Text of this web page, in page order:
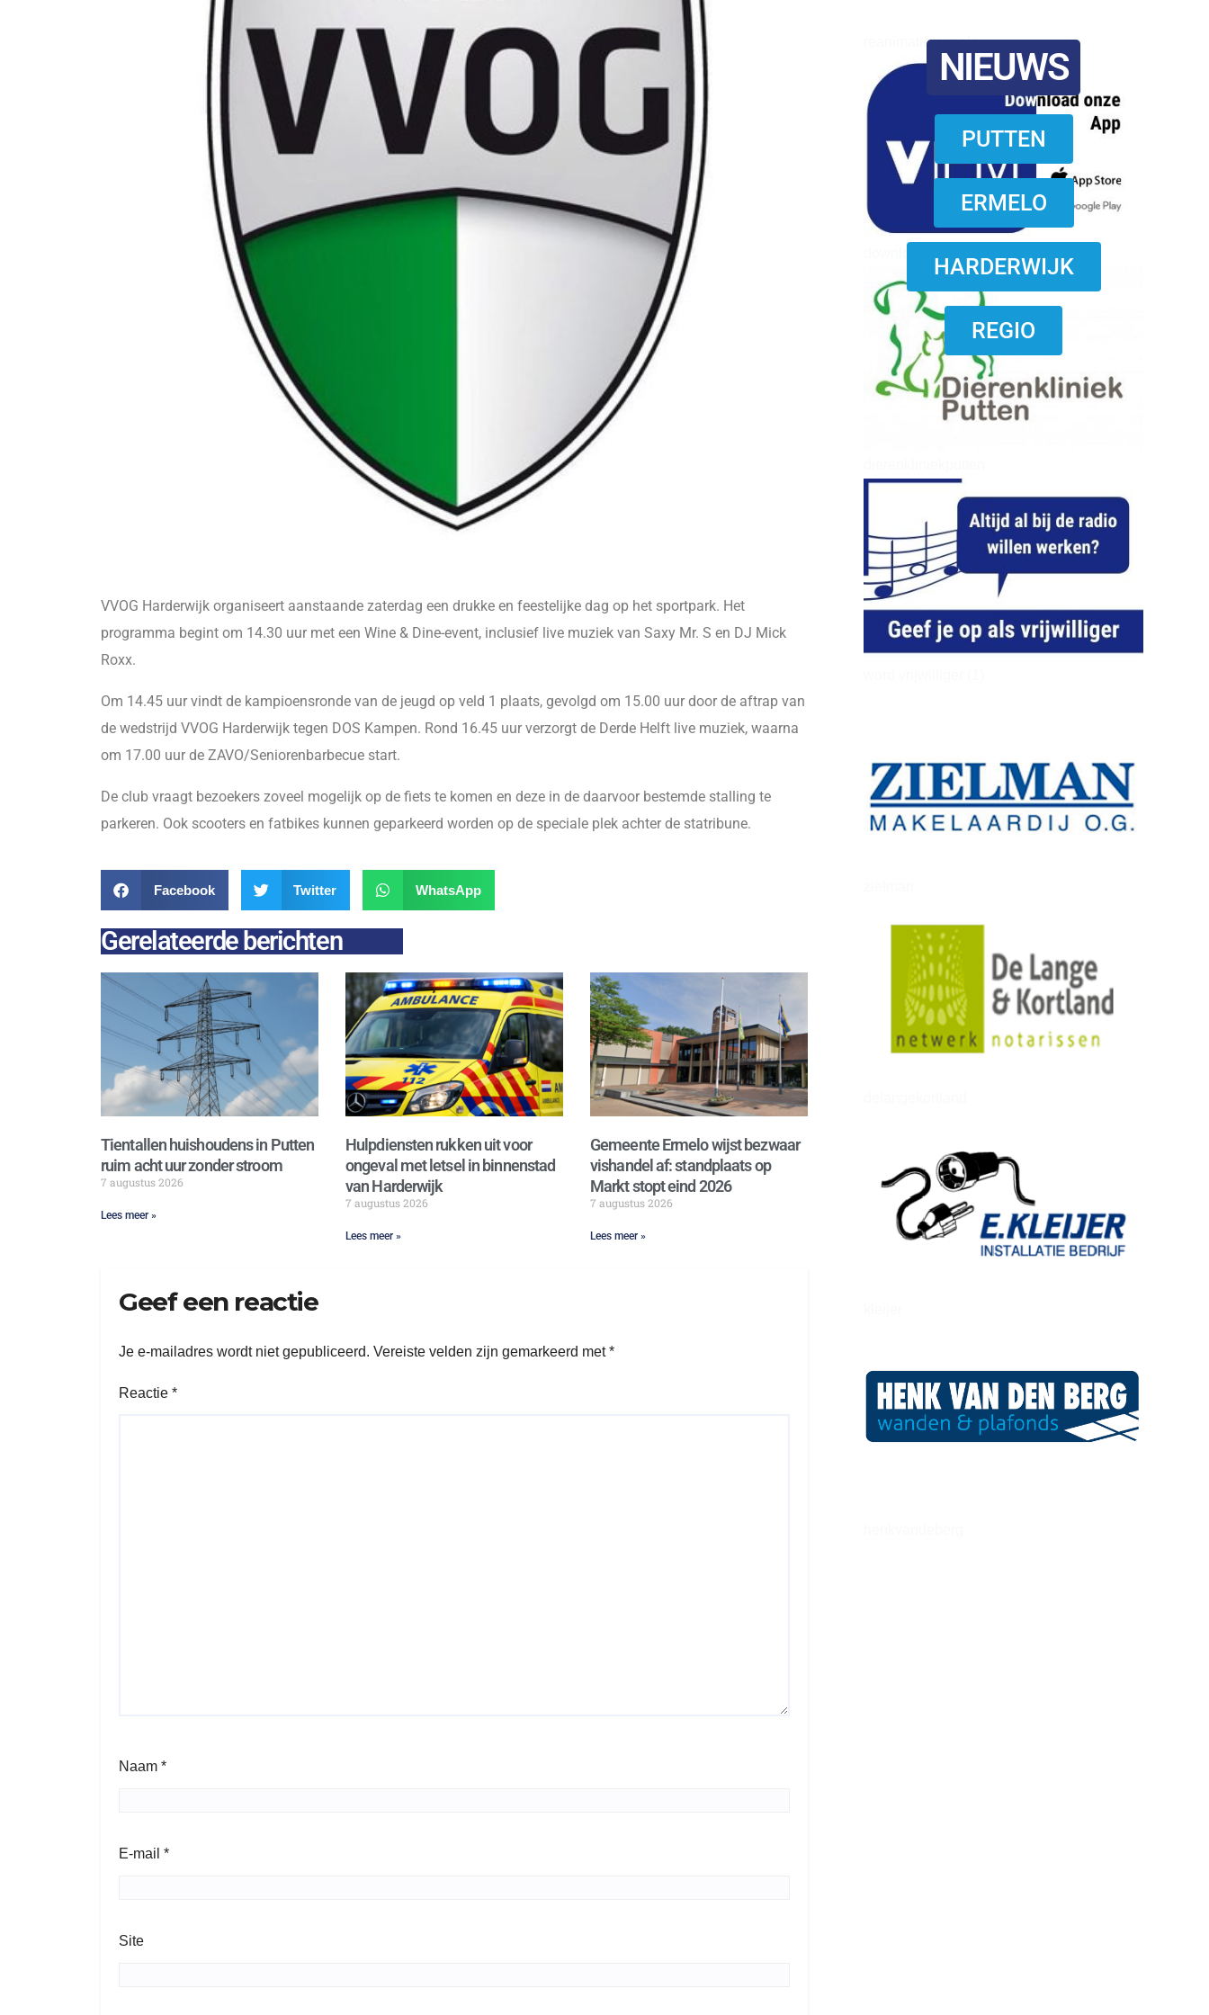
reanimatie ermelo
NIEUWS
PUTTEN
ERMELO
HARDERWIJK
REGIO
VVOG Harderwijk organiseert aanstaande zaterdag een drukke en feestelijke dag op het sportpark. Het
programma begint om 14.30 uur met een Wine & Dine-event, inclusief live muziek van Saxy Mr. S en DJ Mick
Roxx.
Om 14.45 uur vindt de kampioensronde van de jeugd op veld 1 plaats, gevolgd om 15.00 uur door de aftrap van
de wedstrijd VVOG Harderwijk tegen DOS Kampen. Rond 16.45 uur verzorgt de Derde Helft live muziek, waarna
om 17.00 uur de ZAVO/Seniorenbarbecue start.
De club vraagt bezoekers zoveel mogelijk op de fiets te komen en deze in de daarvoor bestemde stalling te
parkeren. Ook scooters en fatbikes kunnen geparkeerd worden op de speciale plek achter de statribune.
Facebook Twitter WhatsApp
Gerelateerde berichten
Tientallen huishoudens in Putten
ruim acht uur zonder stroom
7 augustus 2026
Lees meer »
Hulpdiensten rukken uit voor
ongeval met letsel in binnenstad
van Harderwijk
7 augustus 2026
Lees meer »
Gemeente Ermelo wijst bezwaar
vishandel af: standplaats op
Markt stopt eind 2026
7 augustus 2026
Lees meer »
Geef een reactie
Je e-mailadres wordt niet gepubliceerd. Vereiste velden zijn gemarkeerd met*
Reactie *
Naam *
E-mail *
Site